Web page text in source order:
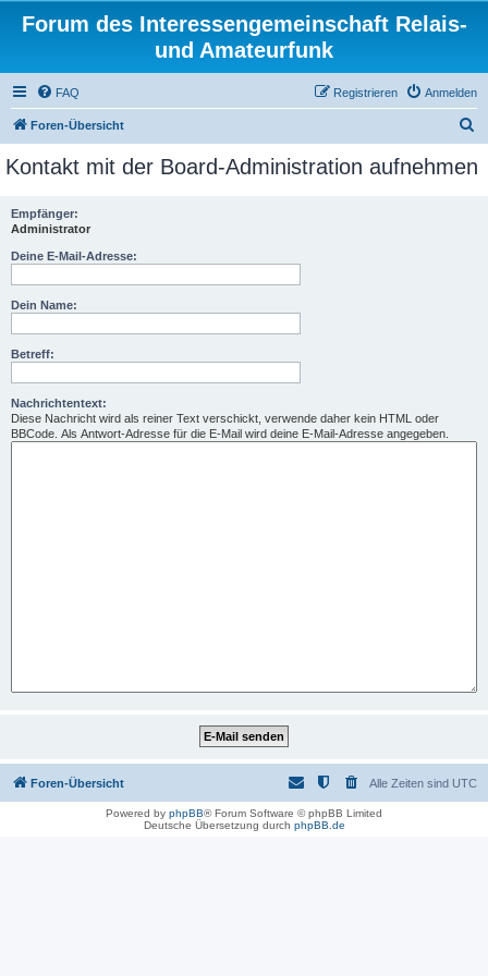
Forum des Interessengemeinschaft Relais-
und Amateurfunk
FAQ Anmelden
Registrieren
Foren-Übersicht
c
Kontakt mit der Board-Administration aufnehmen
Empfänger:
Administrator
Deine E-Mail-Adresse:
Dein Name:
Betreff:
Nachrichtentext:
Diese Nachricht wird als reiner Text verschickt, verwende daher kein HTML oder
BBCode. Als Antwort-Adresse für die E-Mail wird deine E-Mail-Adresse angegeben.
Foren-Übersicht Alle Zeiten sind UTC
Powered by phpBB® Forum Software © phpBB Limited
Deutsche Übersetzung durch phpBB.de